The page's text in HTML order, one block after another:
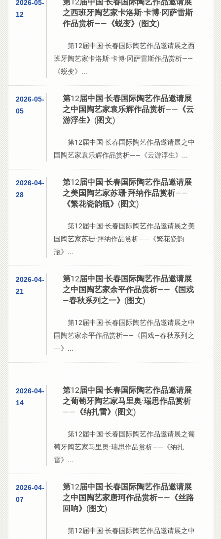
2026-05-
12
之西班牙陶艺家卡洛斯·卡博·冈萨雷斯
作品赏析——《蜕变》(图文)
第12届中国·长春国际陶艺作品邀请展之西
班牙陶艺家卡洛斯·卡博·冈萨雷斯作品赏析——
《蜕变》...
2026-05-
05
第12届中国·长春国际陶艺作品邀请展
之中国陶艺家袁乐辉作品赏析——《云
游浮生》(图文)
第12届中国·长春国际陶艺作品邀请展之中
国陶艺家袁乐辉作品赏析——《云游浮生》...
2026-04-
28
第12届中国·长春国际陶艺作品邀请展
之美国陶艺家苏珊·拜纳作品赏析——
《繁花瓷韵瓶》(图文)
第12届中国·长春国际陶艺作品邀请展之美
国陶艺家苏珊·拜纳作品赏析——《繁花瓷韵
瓶》...
2026-04-
21
第12届中国·长春国际陶艺作品邀请展
之中国陶艺家余平作品赏析——《国戏
—春秋系列之一》(图文)
第12届中国·长春国际陶艺作品邀请展之中
国陶艺家余平作品赏析——《国戏—春秋系列之
一》...
2026-04-
14
第12届中国·长春国际陶艺作品邀请展
之葡萄牙陶艺家马里奥·瑞思作品赏析
——《纳扎雷》(图文)
第12届中国·长春国际陶艺作品邀请展之葡
萄牙陶艺家马里奥·瑞思作品赏析——《纳扎
雷》...
2026-04-
07
第12届中国·长春国际陶艺作品邀请展
之中国陶艺家唐珂作品赏析——《丝路
回响》(图文)
第12届中国·长春国际陶艺作品邀请展之中